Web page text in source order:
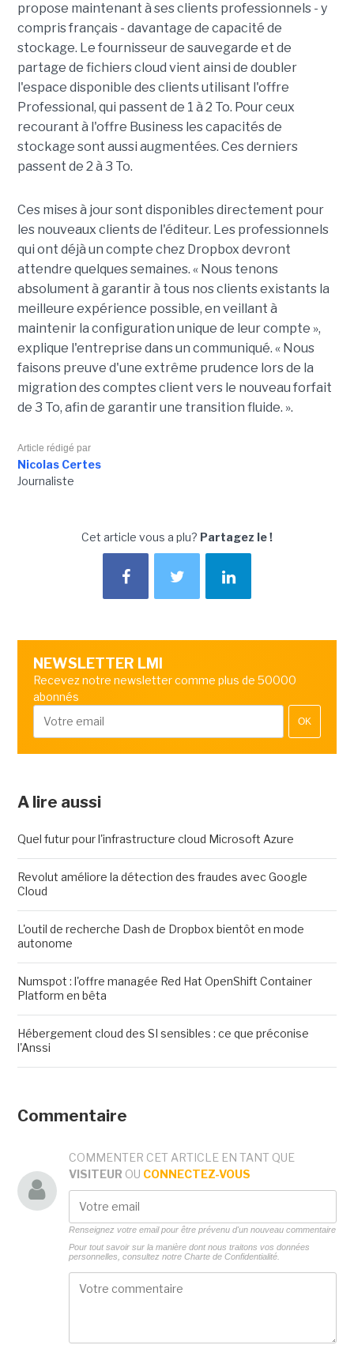
propose maintenant à ses clients professionnels - y
compris français - davantage de capacité de
stockage. Le fournisseur de sauvegarde et de
partage de fichiers cloud vient ainsi de doubler
l'espace disponible des clients utilisant l'offre
Professional, qui passent de 1 à 2 To. Pour ceux
recourant à l'offre Business les capacités de
stockage sont aussi augmentées. Ces derniers
passent de 2 à 3 To.
Ces mises à jour sont disponibles directement pour
les nouveaux clients de l'éditeur. Les professionnels
qui ont déjà un compte chez Dropbox devront
attendre quelques semaines. « Nous tenons
absolument à garantir à tous nos clients existants la
meilleure expérience possible, en veillant à
maintenir la configuration unique de leur compte »,
explique l'entreprise dans un communiqué. « Nous
faisons preuve d'une extrême prudence lors de la
migration des comptes client vers le nouveau forfait
de 3 To, afin de garantir une transition fluide. ».
Article rédigé par
Nicolas Certes
Journaliste
Cet article vous a plu? Partagez le !
NEWSLETTER LMI
Recevez notre newsletter comme plus de 50000
abonnés
OK
A lire aussi
Quel futur pour l'infrastructure cloud Microsoft Azure
Revolut améliore la détection des fraudes avec Google
Cloud
L'outil de recherche Dash de Dropbox bientôt en mode
autonome
Numspot : l'offre managée Red Hat OpenShift Container
Platform en bêta
Hébergement cloud des SI sensibles : ce que préconise
l'Anssi
Commentaire
COMMENTER CET ARTICLE EN TANT QUE
VISITEUR OU CONNECTEZ-VOUS
Renseignez votre email pour être prévenu d'un nouveau commentaire
Pour tout savoir sur la manière dont nous traitons vos données
personnelles, consultez notre Charte de Confidentialité.